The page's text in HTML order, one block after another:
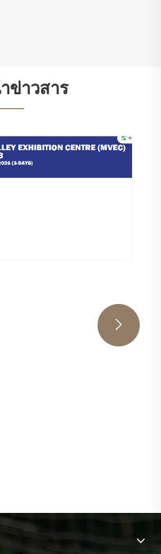
ข่าวสาร
ไรและจะเปลี่ยนประสิทธิผล
ย่างไร?
